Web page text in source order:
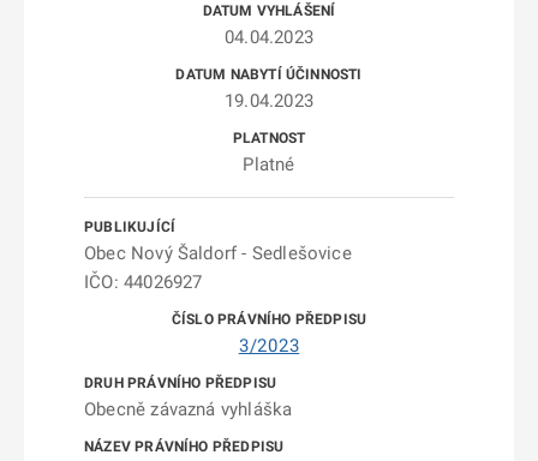
04.04.2023
19.04.2023
Platné
Obec Nový Šaldorf - Sedlešovice
IČO: 44026927
3/2023
Obecně závazná vyhláška